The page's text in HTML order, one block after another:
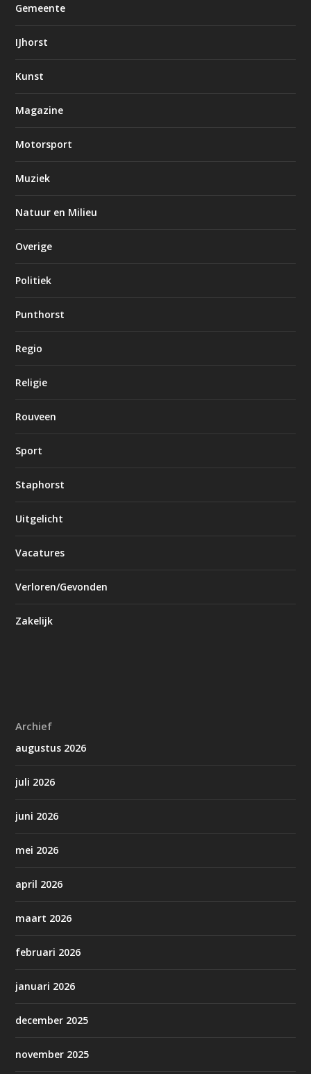
Gemeente
IJhorst
Kunst
Magazine
Motorsport
Muziek
Natuur en Milieu
Overige
Politiek
Punthorst
Regio
Religie
Rouveen
Sport
Staphorst
Uitgelicht
Vacatures
Verloren/Gevonden
Zakelijk
Archief
augustus 2026
juli 2026
juni 2026
mei 2026
april 2026
maart 2026
februari 2026
januari 2026
december 2025
november 2025